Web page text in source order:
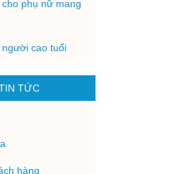
phụ nữ mang
cao tuổi
TỨC
hàng